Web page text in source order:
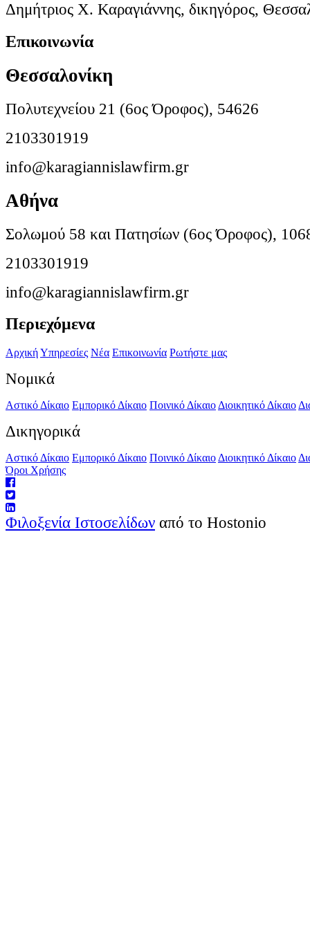
Δημήτριος Χ. Καραγιάννης, δικηγόρος,
Επικοινωνία
Θεσσαλονίκη
Πολυτεχνείου 21 (6ος Όροφος), 54626
2103301919
info@karagiannislawfirm.gr
Αθήνα
Σολωμού 58 και Πατησίων (6ος Όροφος),
2103301919
info@karagiannislawfirm.gr
Περιεχόμενα
ΑρχικήΥπηρεσίες Νέα Επικοινωνία Ρωτήστε μας
Νομικά
Αστικό Δίκαιο Εμπορικό Δίκαιο Ποινικό Δίκαιο Διοικητικό Δίκαιο
Δικηγορικά
Αστικό Δίκαιο Εμπορικό Δίκαιο Ποινικό Δίκαιο Διοικητικό Δίκαιο
Όροι Χρήσης
Φιλοξενία Ιστοσελίδων από το Hostonio